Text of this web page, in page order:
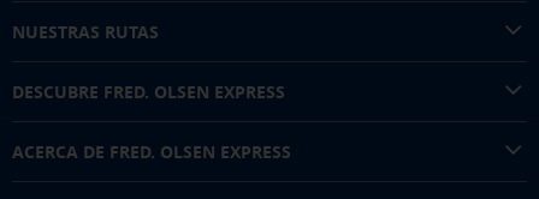
NUESTRAS RUTAS
DESCUBRE FRED. OLSEN EXPRESS
ACERCA DE FRED. OLSEN EXPRESS